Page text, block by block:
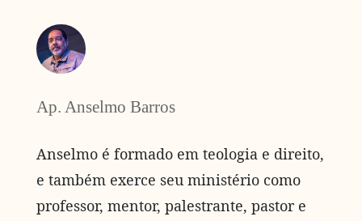
Ap. Anselmo Barros
Anselmo é formado em teologia e direito,
e também exerce seu ministério como
professor, mentor, palestrante, pastor e